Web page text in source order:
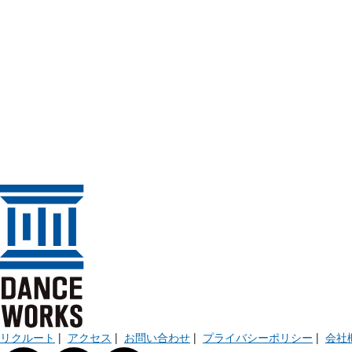
リクルート | アクセス | お問い合わせ | プライバシーポリシー | 会社